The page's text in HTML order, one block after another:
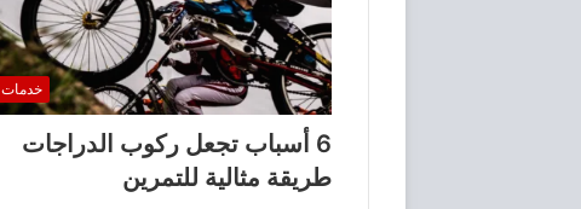
خدمات
6 أسباب تجعل ركوب الدراجات
طريقة مثالية للتمرين